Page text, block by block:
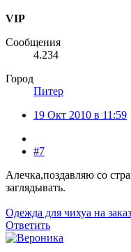
VIP
Сообщения
4.234
Город
Питер
19 Окт 2010 в 11:59
#7
Алечка,поздавляю со
заглядывать.
Одежда для чихуа на заказ
Ответить